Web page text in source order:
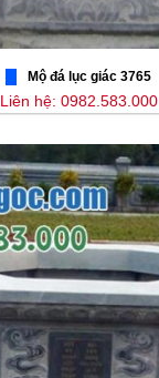
Mộ đá lục giác 3765
Liên hệ: 0982.583.000